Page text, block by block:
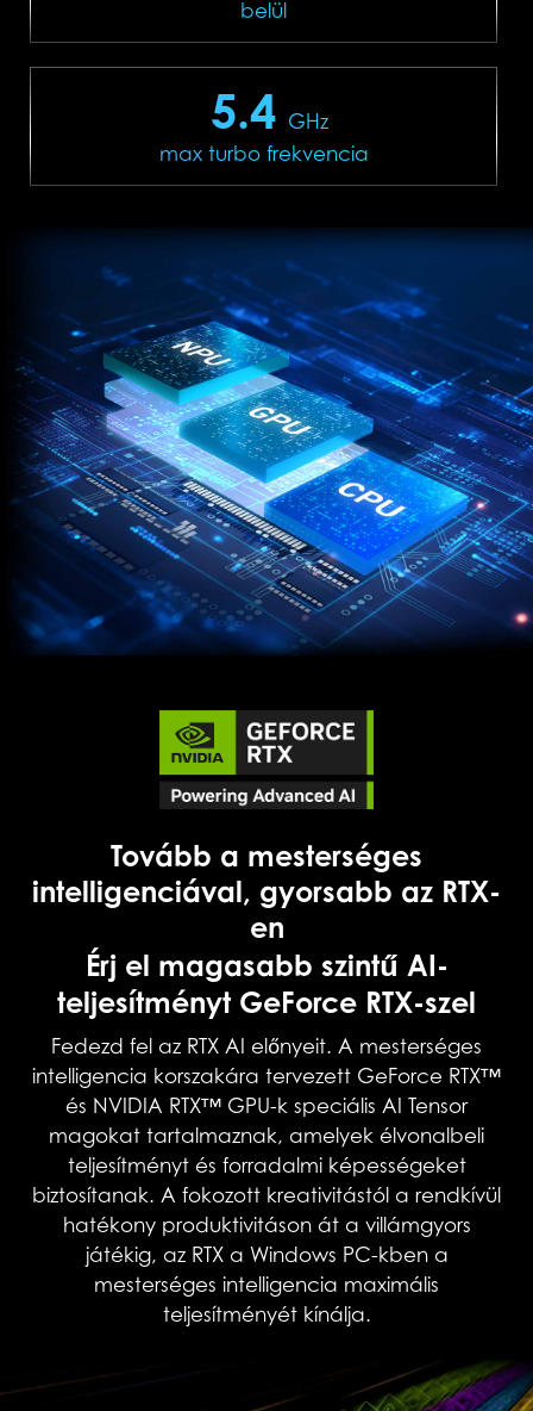
belül
5.4 GHz
max turbo frekvencia
Tovább a mesterséges
intelligenciával, gyorsabb az RTX-
en
Érj el magasabb szintű AI-
teljesítményt GeForce RTX-szel
Fedezd fel az RTX AI előnyeit. A mesterséges
intelligencia korszakára tervezett GeForce RTX™
és NVIDIA RTX™ GPU-k speciális AI Tensor
magokat tartalmaznak, amelyek élvonalbeli
teljesítményt és forradalmi képességeket
biztosítanak. A fokozott kreativitástól a rendkívül
hatékony produktivitáson át a villámgyors
játékig, az RTX a Windows PC-kben a
mesterséges intelligencia maximális
teljesítményét kínálja.